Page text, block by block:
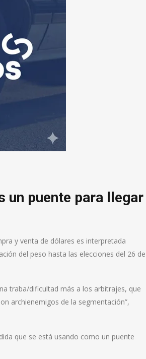
un puente para llegar
y venta de dólares es interpretada
del peso hasta las elecciones del 26 de
traba/dificultad más a los arbitrajes, que
archienemigos de la segmentación”,
que se está usando como un puente